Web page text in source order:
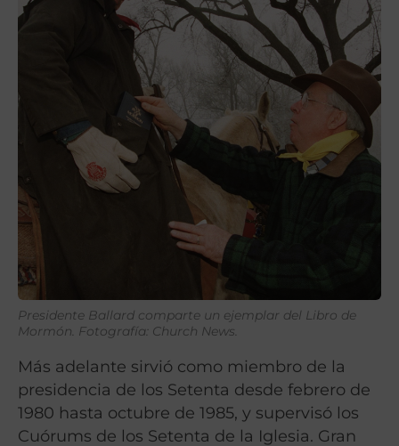
Presidente Ballard comparte un ejemplar del Libro de
Mormón. Fotografía: Church News.
Más adelante sirvió como miembro de la
presidencia de los Setenta desde febrero de
1980 hasta octubre de 1985, y supervisó los
Cuórums de los Setenta de la Iglesia. Gran